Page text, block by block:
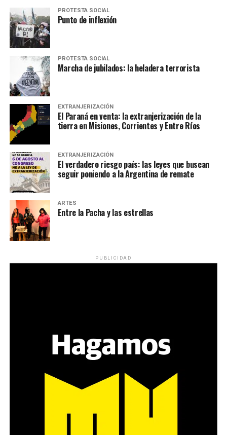
PROTESTA SOCIAL
Punto de inflexión
PROTESTA SOCIAL
Marcha de jubilados: la heladera terrorista
EXTRANJERIZACIÓN
El Paraná en venta: la extranjerización de la
tierra en Misiones, Corrientes y Entre Ríos
EXTRANJERIZACIÓN
El verdadero riesgo país: las leyes que buscan
seguir poniendo a la Argentina de remate
ARTES
Entre la Pacha y las estrellas
PUBLICIDAD